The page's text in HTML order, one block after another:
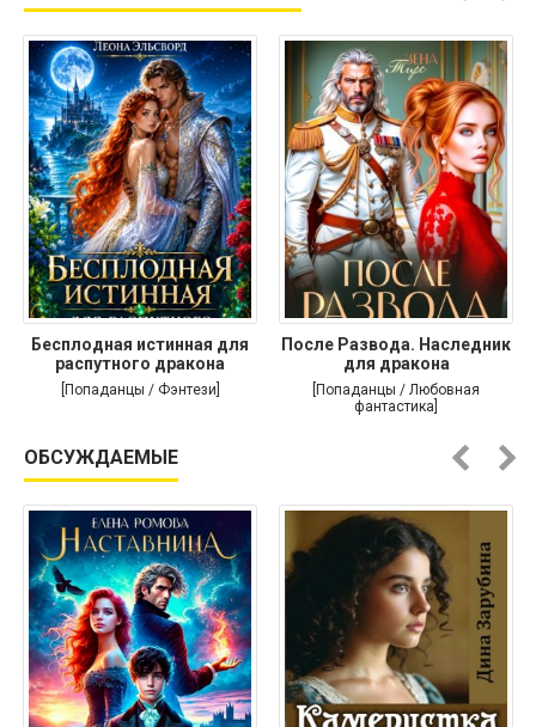
Бесплодная истинная для
распутного дракона
[Попаданцы / Фэнтези]
После Развода. Наследник
для дракона
[Попаданцы / Любовная
фантастика]
ОБСУЖДАЕМЫЕ